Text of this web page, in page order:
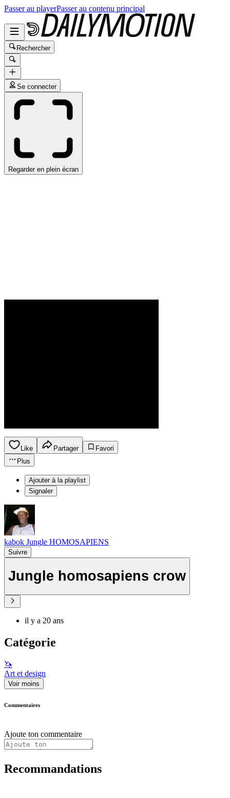
Passer au playerPasser au contenu principal
Rechercher
Se connecter
Regarder en plein écran
Like Partager
Favori
Plus
Ajouter à la playlist
Signaler
kabok Jungle HOMOSAPIENS
Suivre
Jungle homosapiens crow
il y a 20 ans
Catégorie
🦄
Art et design
Voir moins
Commentaires
Ajoute ton commentaire
Recommandations